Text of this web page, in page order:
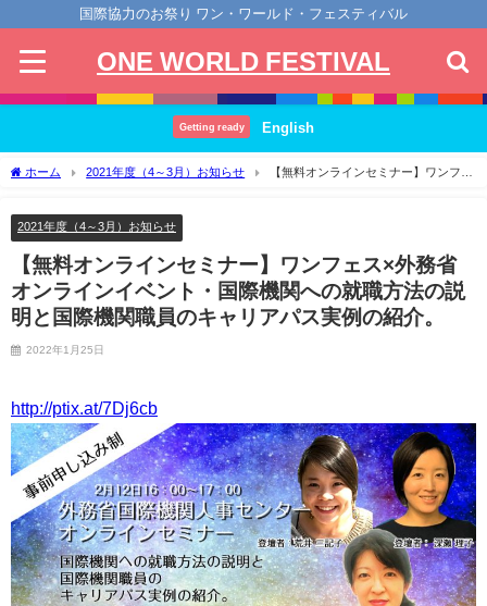
国際協力のお祭り ワン・ワールド・フェスティバル
ONE WORLD FESTIVAL
Getting ready English
ホーム 2021年度（4～3月）お知らせ
【無料オンラインセミナー】ワンフェ
2021年度（4～3月）お知らせ
【無料オンラインセミナー】ワンフェス×外務省
オンラインイベント・国際機関への就職方法の説
明と国際機関職員のキャリアパス実例の紹介。
2022年1月25日
http://ptix.at/7Dj6cb